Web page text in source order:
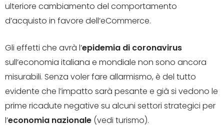
ulteriore cambiamento del comportamento
d’acquisto in favore dell’eCommerce.
Gli effetti che avrà l’epidemia di coronavirus
sull’economia italiana e mondiale non sono ancora
misurabili. Senza voler fare allarmismo, è del tutto
evidente che l’impatto sarà pesante e già si vedono le
prime ricadute negative su alcuni settori strategici per
l’economia nazionale (vedi turismo).